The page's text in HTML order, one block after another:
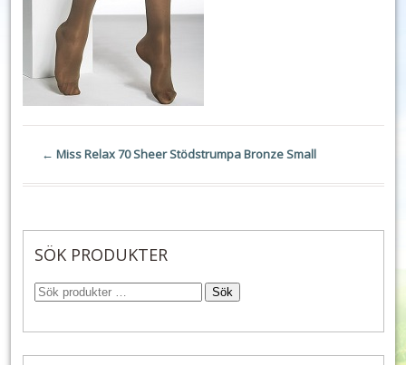
← Miss Relax 70 Sheer Stödstrumpa Bronze Small
SÖK PRODUKTER
Sök